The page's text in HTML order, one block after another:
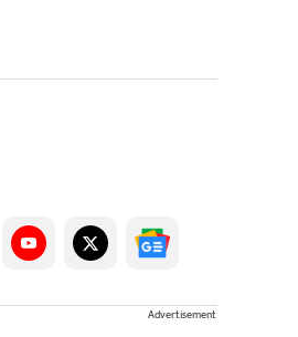
Advertisement